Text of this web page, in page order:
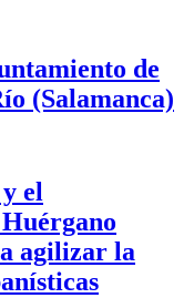
de
(Salamanca)
el
agilizar la